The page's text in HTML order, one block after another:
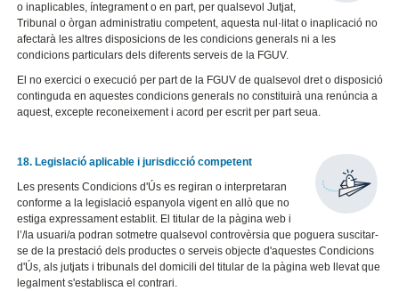
o inaplicables, íntegrament o en part, per qualsevol Jutjat,
Tribunal o òrgan administratiu competent, aquesta nul·litat o inaplicació no
afectarà les altres disposicions de les condicions generals ni a les
condicions particulars dels diferents serveis de la FGUV.
El no exercici o execució per part de la FGUV de qualsevol dret o disposició
continguda en aquestes condicions generals no constituirà una renúncia a
aquest, excepte reconeixement i acord per escrit per part seua.
18. Legislació aplicable i jurisdicció competent
Les presents Condicions d'Ús es regiran o interpretaran
conforme a la legislació espanyola vigent en allò que no
estiga expressament establit. El titular de la pàgina web i
l’/la usuari/a podran sotmetre qualsevol controvèrsia que poguera suscitar-
se de la prestació dels productes o serveis objecte d'aquestes Condicions
d'Ús, als jutjats i tribunals del domicili del titular de la pàgina web llevat que
legalment s'establisca el contrari.